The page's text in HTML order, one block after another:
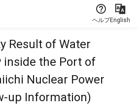
ヘルプEnglish
Result of Water
inside the Port of
Nuclear Power
up Information)